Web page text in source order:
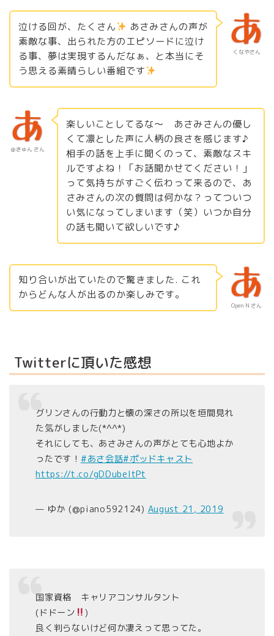
くなやさん
泣ける回が、たくさん
あさみさんの声が
素敵な事、出られた方のエピソードに泣け
る事、夢は実現するんだなぁ、と本当にそ
う思える素晴らしい番組です
＠きゅん さん
楽しいことしてるな〜 あさみさんの優し
くて凛とした声に人柄の良さを感じます♪
相手の話を上手に聞くのって、素敵なスキ
ルですよね！「お話聞かせてください！」
って気持ちがすごく伝わって来るので、あ
さみさんの次の質問は何かな？ってついつ
い気になってしまいます（笑）いつか自分
の話も聞いて欲しいです♪
Open N さん
知り合いが出ていたので驚きました. これ
からどんな人が出るのか楽しみです。
Twitterに頂いた感想
グリンさんの行動力と懐の深さの所以を垣間見れ
た気がしました(*^^*)
それにしても、あさみさんの声がとても心地よか
ったです！ #あさ会話#ポッドキャスト
https://t.co/gDDubeltPt
— ゆか (@piano592124) August 21, 2019
国家資格 キャリアコンサルタント
(ドドーン
)
良く判らないけど何か凄えって思ってた。